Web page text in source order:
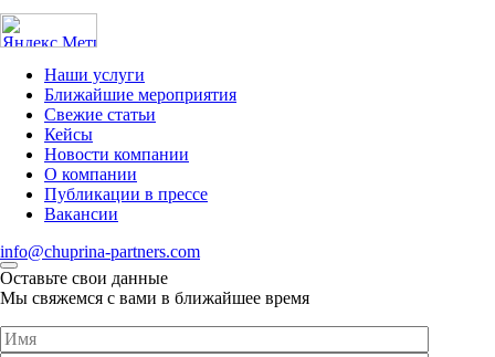
Наши услуги
Ближайшие мероприятия
Свежие статьи
Кейсы
Новости компании
О компании
Публикации в прессе
Вакансии
info@chuprina-partners.com
Оставьте свои данные
Мы свяжемся с вами в ближайшее время